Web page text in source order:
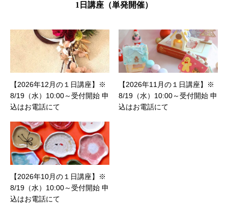
1日講座（単発開催）
【2026年12月の１日講座】※
8/19（水）10:00～受付開始 申
込はお電話にて
【2026年11月の１日講座】※
8/19（水）10:00～受付開始 申
込はお電話にて
【2026年10月の１日講座】※
8/19（水）10:00～受付開始 申
込はお電話にて